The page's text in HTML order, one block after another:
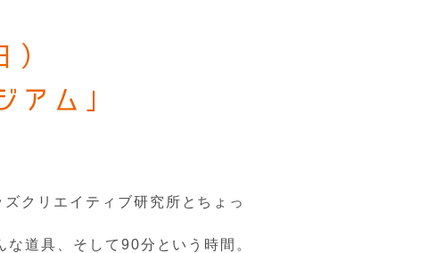
アム」
クリエイティブ研究所とちょっ
道具、そして90分という時間。